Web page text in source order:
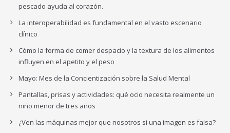
pescado ayuda al corazón.
La interoperabilidad es fundamental en el vasto escenario
clínico
Cómo la forma de comer despacio y la textura de los alimentos
influyen en el apetito y el peso
Mayo: Mes de la Concientización sobre la Salud Mental
Pantallas, prisas y actividades: qué ocio necesita realmente un
niño menor de tres años
¿Ven las máquinas mejor que nosotros si una imagen es falsa?